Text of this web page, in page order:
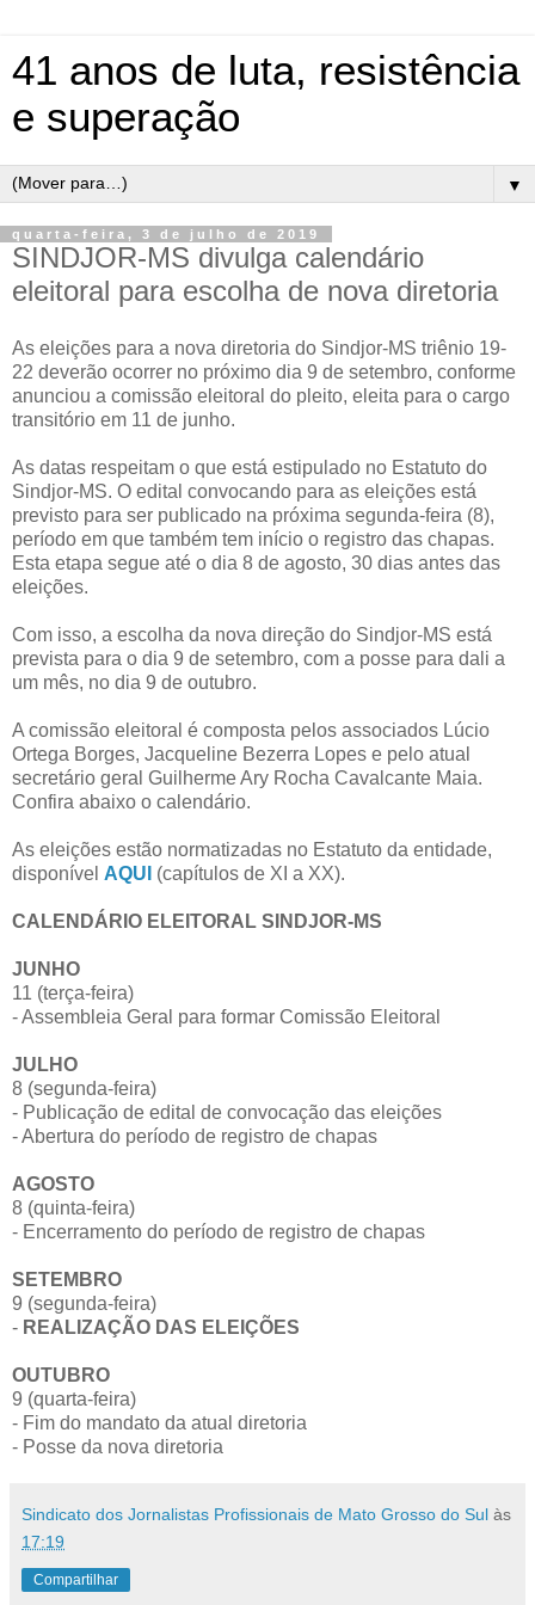
41 anos de luta, resistência
e superação
▼
quarta-feira, 3 de julho de 2019
SINDJOR-MS divulga calendário
eleitoral para escolha de nova diretoria
As eleições para a nova diretoria do Sindjor-MS triênio 19-
22 deverão ocorrer no próximo dia 9 de setembro, conforme
anunciou a comissão eleitoral do pleito, eleita para o cargo
transitório em 11 de junho.
As datas respeitam o que está estipulado no Estatuto do
Sindjor-MS. O edital convocando para as eleições está
previsto para ser publicado na próxima segunda-feira (8),
período em que também tem início o registro das chapas.
Esta etapa segue até o dia 8 de agosto, 30 dias antes das
eleições.
Com isso, a escolha da nova direção do Sindjor-MS está
prevista para o dia 9 de setembro, com a posse para dali a
um mês, no dia 9 de outubro.
A comissão eleitoral é composta pelos associados Lúcio
Ortega Borges, Jacqueline Bezerra Lopes e pelo atual
secretário geral Guilherme Ary Rocha Cavalcante Maia.
Confira abaixo o calendário.
As eleições estão normatizadas no Estatuto da entidade,
disponível AQUI (capítulos de XI a XX).
CALENDÁRIO ELEITORAL SINDJOR-MS
JUNHO
11 (terça-feira)
- Assembleia Geral para formar Comissão Eleitoral
JULHO
8 (segunda-feira)
- Publicação de edital de convocação das eleições
- Abertura do período de registro de chapas
AGOSTO
8 (quinta-feira)
- Encerramento do período de registro de chapas
SETEMBRO
9 (segunda-feira)
- REALIZAÇÃO DAS ELEIÇÕES
OUTUBRO
9 (quarta-feira)
- Fim do mandato da atual diretoria
- Posse da nova diretoria
Sindicato dos Jornalistas Profissionais de Mato Grosso do Sul às
17:19
Compartilhar